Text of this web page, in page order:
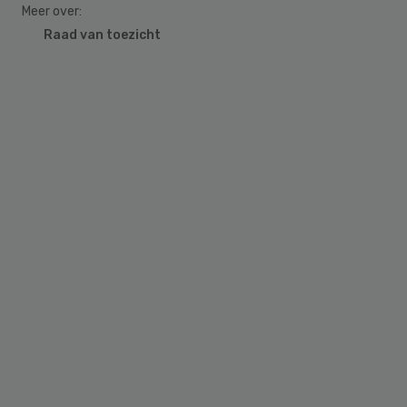
Meer over:
Raad van toezicht